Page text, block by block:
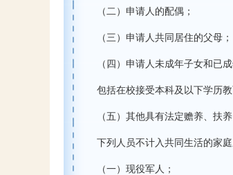
（二）申请人的配偶；
（三）申请人共同居住的父母；
（四）申请人未成年子女和已
包括在校接受本科及以下学历教
（五）其他具有法定赡养、扶
下列人员不计入共同生活的家庭
（一）现役军人；